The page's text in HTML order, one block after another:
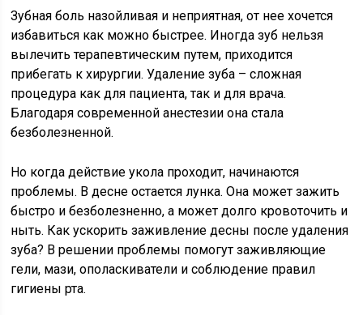
Зубная боль назойливая и неприятная, от нее хочется
избавиться как можно быстрее. Иногда зуб нельзя
вылечить терапевтическим путем, приходится
прибегать к хирургии. Удаление зуба – сложная
процедура как для пациента, так и для врача.
Благодаря современной анестезии она стала
безболезненной.
Но когда действие укола проходит, начинаются
проблемы. В десне остается лунка. Она может зажить
быстро и безболезненно, а может долго кровоточить и
ныть. Как ускорить заживление десны после удаления
зуба? В решении проблемы помогут заживляющие
гели, мази, ополаскиватели и соблюдение правил
гигиены рта.